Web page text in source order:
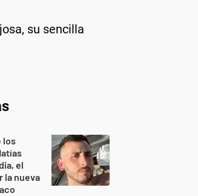
su sencilla
los
el
la nueva